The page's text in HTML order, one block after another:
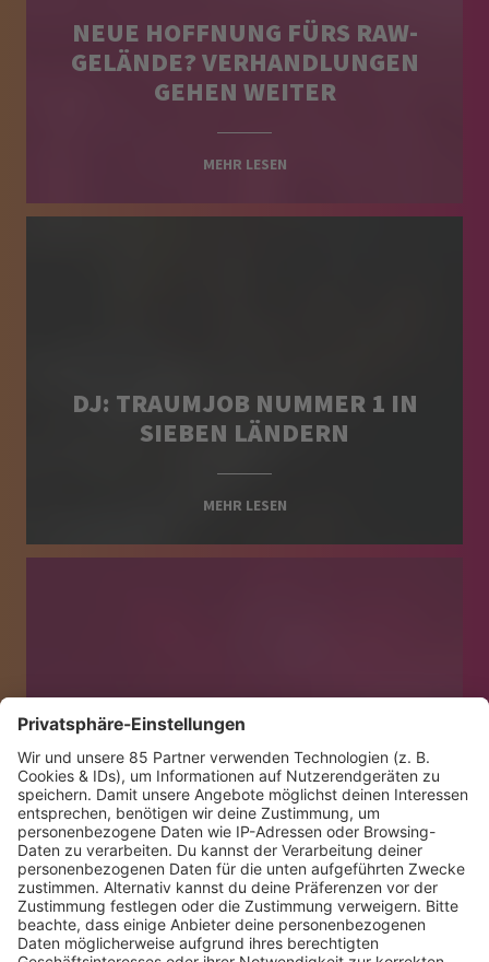
NEUE HOFFNUNG FÜRS RAW-
GELÄNDE? VERHANDLUNGEN
GEHEN WEITER
MEHR LESEN
DJ: TRAUMJOB NUMMER 1 IN
SIEBEN LÄNDERN
MEHR LESEN
PAROOKAVILLE IST
ZEHNTBESTE FESTIVAL DER
WELT
MEHR LESEN
Mischa Haller